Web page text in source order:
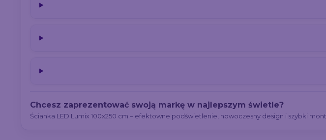
Chcesz zaprezentować swoją markę w najlepszym świetle?
Ścianka LED Lumix 100x250 cm – efektowne podświetlenie, nowoczesny design i szybki